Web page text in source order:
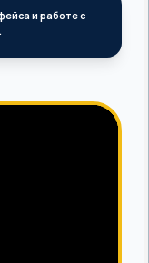
и работе с